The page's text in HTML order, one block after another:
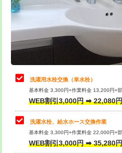
給水管工事※（塩ビ管（VP・HI）
用（追加）/3ｍ超え)
給水管工事※（ライニング鋼管・銅
管・ポリ管・HT管使用/3ｍまで)
給水管工事※（ライニング鋼管・銅
管・ポリ管・HT管使用/3ｍ超え)
排水管工事（土の掘削・埋め戻し
業）
排水管工事（排水管工事/3ｍまで）
桝清掃
止水・漏水調査・防水処理・清掃
理・調整・分解・加工など（軽作業
止水・漏水調査・防水処理・清掃
理・調整・分解・加工など（中作業
止水・漏水調査・防水処理・清掃
理・調整・分解・加工など（重作
キッチンタンク脱着
その他部品の脱着
洗濯用水栓交換（単水栓）
基本料金 3,300円+作業料金 13,200円+
WEB割引3,000円 ➡ 22,080
洗濯水栓、給水ホース交換作業
基本料金 3,300円+作業料金 22,000円+
WEB割引3,000円 ➡ 35,280